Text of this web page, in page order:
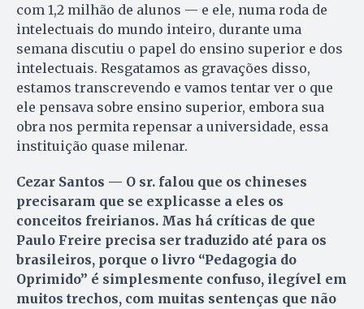
com 1,2 milhão de alunos — e ele, numa roda de
intelectuais do mundo inteiro, durante uma
semana discutiu o papel do ensino superior e dos
intelectuais. Resgatamos as gravações disso,
estamos transcrevendo e vamos tentar ver o que
ele pensava sobre ensino superior, embora sua
obra nos permita repensar a universidade, essa
instituição quase milenar.
Cezar Santos — O sr. falou que os chineses
precisaram que se explicasse a eles os
conceitos freirianos. Mas há críticas de que
Paulo Freire precisa ser traduzido até para os
brasileiros, porque o livro “Peda­gogia do
Oprimido” é simplesmente confuso, ilegível em
muitos trechos, com muitas sentenças que não